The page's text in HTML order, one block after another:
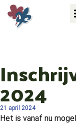
2024
21 april 2024
Het is vanaf nu